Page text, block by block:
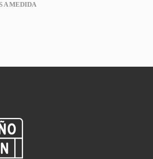
A MEDIDA